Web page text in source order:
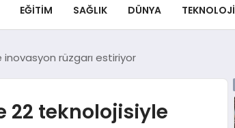
EĞITIM SAĞLIK DÜNYA TEKNOLOJI
inovasyon rüzgarı estiriyor
22 teknolojisiyle